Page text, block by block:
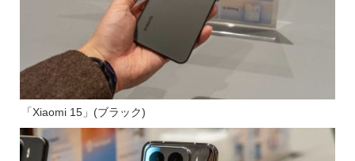
「Xiaomi 15」(ブラック)